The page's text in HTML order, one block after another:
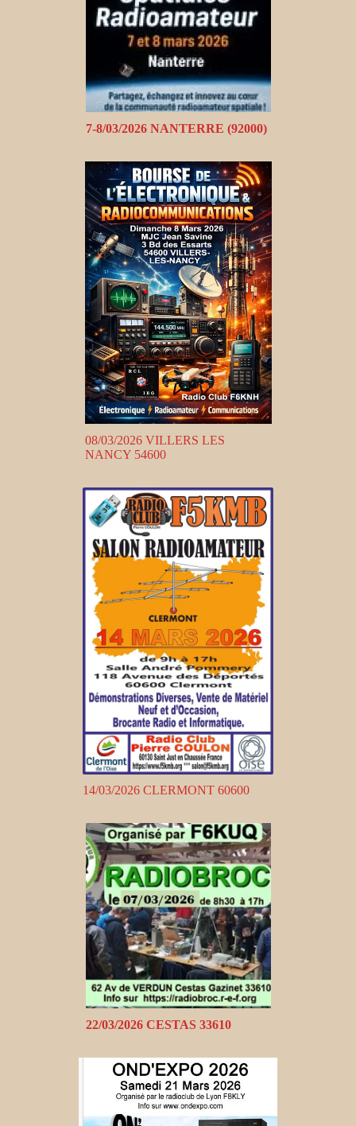
7-8/03/2026 NANTERRE (92000)
08/03/2026 VILLERS LES
NANCY 54600
14/03/2026 CLERMONT 60600
22/03/2026 CESTAS 33610